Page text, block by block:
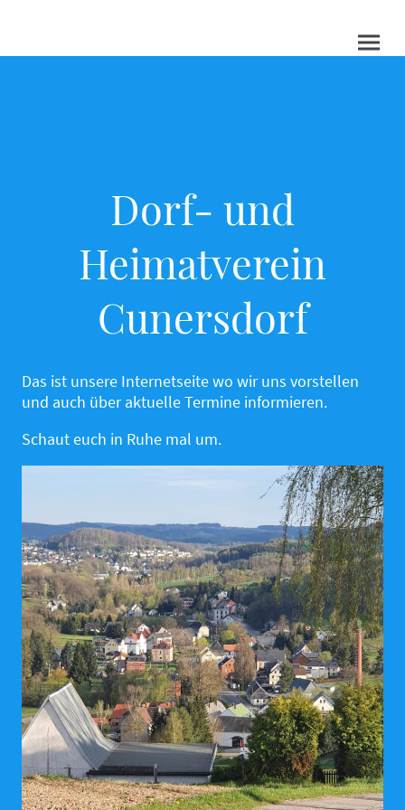
Dorf- und
Heimatverein
Cunersdorf
Das ist unsere Internetseite wo wir uns vorstellen
und auch über aktuelle Termine informieren.
Schaut euch in Ruhe mal um.